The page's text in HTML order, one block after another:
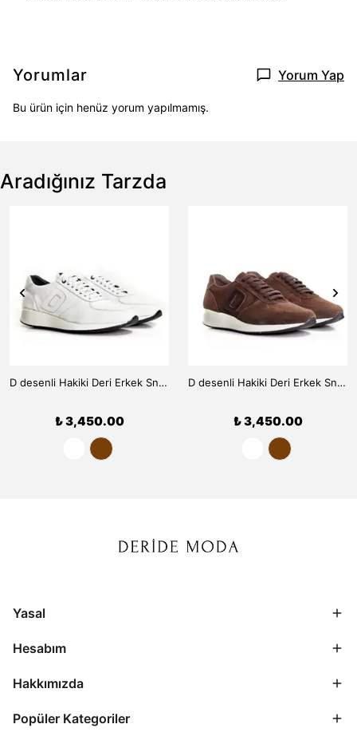
Yorumlar Yorum Yap
Bu ürün için henüz yorum yapılmamış.
Aradığınız Tarzda
D desenli Hakiki Deri Erkek Sneaker 9910 - Beyaz
₺ 3,450.00
D desenli Hakiki Deri Erkek Sneaker 9910 - Kahve
₺ 3,450.00
Yasal
Hesabım
Hakkımızda
Popüler Kategoriler